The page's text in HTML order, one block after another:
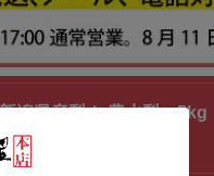
潟県産梨！ 豊水梨 5kg